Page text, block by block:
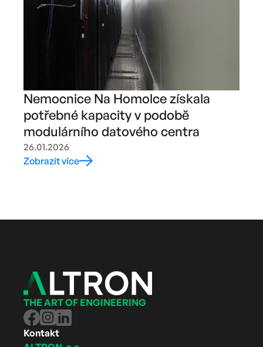
Nemocnice Na Homolce získala
potřebné kapacity v podobě
modulárního datového centra
26.01.2026
Zobrazit více
THE ART OF ENGINEERING
Kontakt